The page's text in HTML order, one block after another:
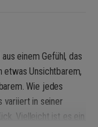
einem Gefühl, das
etwas Unsichtbarem,
Wie jedes
variiert in seiner
Vielleicht ist es ein